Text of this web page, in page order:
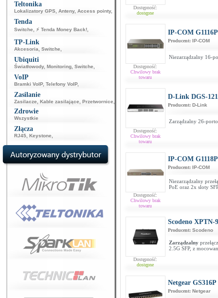
Teltonika
Lokalizatory GPS Anteny, Access pointy,
Tenda
Switche ⚡ Tenda Money Back!
TP-Link
Akcesoria Switche
Ubiquiti
Światłowody, Monitoring Switche
VoIP
Bramki VoIP, Telefony VoIP,
Zasilanie
Zasilacze Kable zasilające Przetwornice
Zdrowie
Wszystkie
Złącza
RJ45 Keystone
Dostępność:
dostępne
Dostępność:
Chwilowy brak
towaru
IP-COM
Producent: IP-COM
Niezarządzalny 16-
Dostępność:
Chwilowy brak
towaru
D-Link DGS-
Producent: D-Link
Zarządzalny 26-
Dostępność:
Chwilowy brak
towaru
IP-COM
Producent: IP-COM
Niezarządzalny
PoE oraz 2x sloty
Dostępność:
dostępne
Scodeno XPTN-
Producent: Scodeno
Zarządzalny
2.5G SFP, z
Netgear
Producent: Netgear